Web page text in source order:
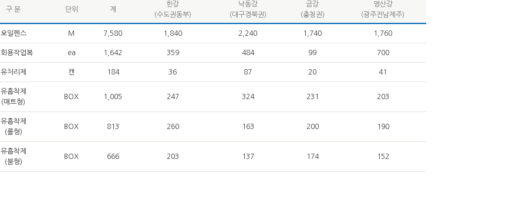
구 분 단위 계
한강
(수도권동부)
낙동강
(대구경북권)
금강
(충청권)
영산강
(광주전남제주)
오일펜스 M 7,580 1,840 2,240 1,740 1,760
용작업복 ea 1,642 359 484 99 700
유처리제 캔 184 36 87 20 41
유흡착제
(매트형)
BOX 1,005 247 324 231 203
유흡착제
(롤형)
BOX 813 260 163 200 190
유흡착제
(붐형)
BOX 666 203 137 174 152